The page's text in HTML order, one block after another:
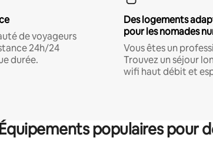
de voyageurs
24h/24
durée.
Des logements
pour les nomades
Vous êtes un
Trouvez un séjour
wifi haut débit et
Équipements populaires pour